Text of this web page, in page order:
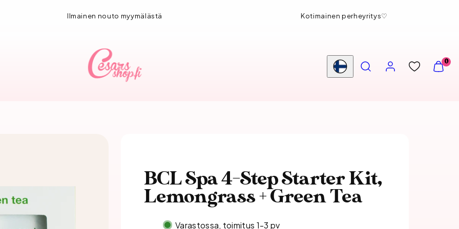
1-3 vuorokauden toimitus! Ilmainen nouto myymälästä
Maa/alue
HAE
NÄYTÄ
0
BCL Spa 4-Step Starter Kit,
Lemongrass + Green Tea
Varastossa, toimitus 1-3 pv